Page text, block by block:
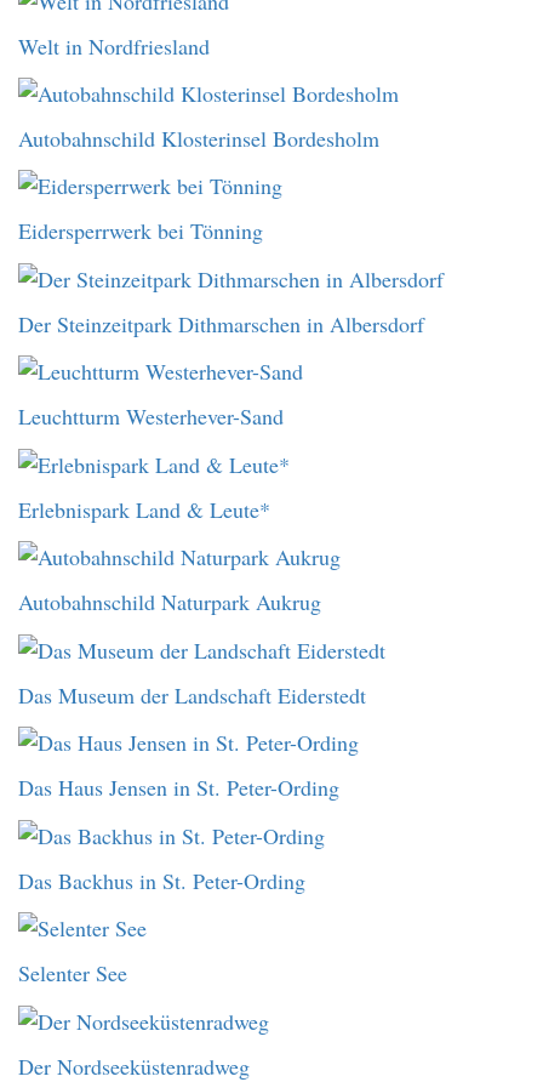
Welt in Nordfriesland
Autobahnschild Klosterinsel Bordesholm
Eidersperrwerk bei Tönning
Der Steinzeitpark Dithmarschen in Albersdorf
Leuchtturm Westerhever-Sand
Erlebnispark Land & Leute*
Autobahnschild Naturpark Aukrug
Das Museum der Landschaft Eiderstedt
Das Haus Jensen in St. Peter-Ording
Das Backhus in St. Peter-Ording
Selenter See
Der Nordseeküstenradweg